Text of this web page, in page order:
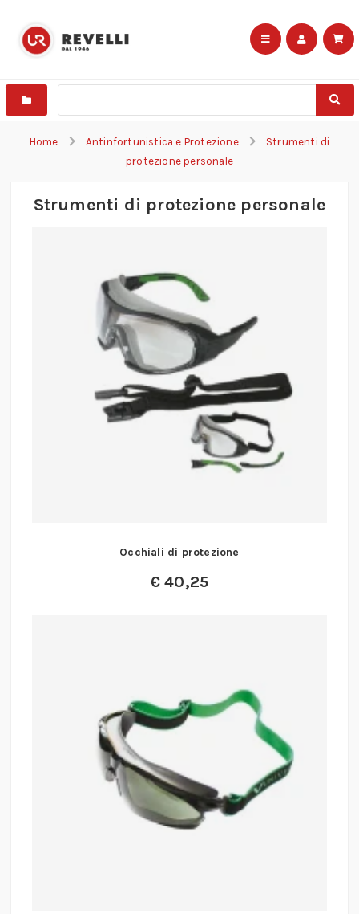
Home Antinfortunistica e Protezione
Strumenti di
protezione personale
Strumenti di protezione personale
Occhiali di protezione
€ 40,25